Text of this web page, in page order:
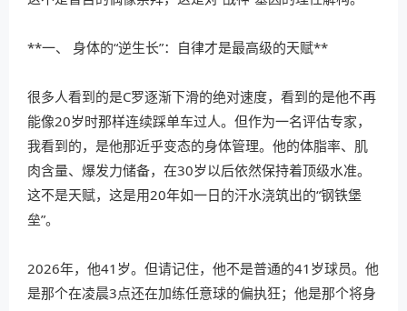
**一、 身体的“逆生长”：自律才是最高级的天赋**
很多人看到的是C罗逐渐下滑的绝对速度，看到的是他不再
能像20岁时那样连续踩单车过人。但作为一名评估专家，
我看到的，是他那近乎变态的身体管理。他的体脂率、肌
肉含量、爆发力储备，在30岁以后依然保持着顶级水准。
这不是天赋，这是用20年如一日的汗水浇筑出的“钢铁堡
垒”。
2026年，他41岁。但请记住，他不是普通的41岁球员。他
是那个在凌晨3点还在加练任意球的偏执狂；他是那个将身